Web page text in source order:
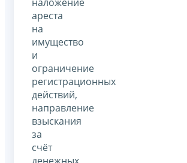
ареста
на
имущество
и
ограничение
регистрационных
действий,
направление
взыскания
за
счёт
денежных